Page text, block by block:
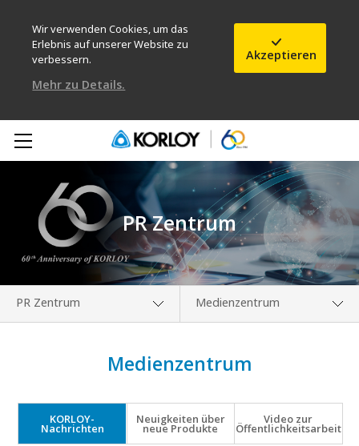
Wir verwenden Cookies, um das
Erlebnis auf unserer Website zu
verbessern.
Akzeptieren
Mehr zu Details.
PR Zentrum
PR Zentrum
Herunterladen
PR Zentrum
Medienzentrum
Symbolbibliothek
KORLOY Museum
Medienzentrum
KORLOY-
Nachrichten
Neuigkeiten über
neue Produkte
Video zur
Öffentlichkeitsarbeit